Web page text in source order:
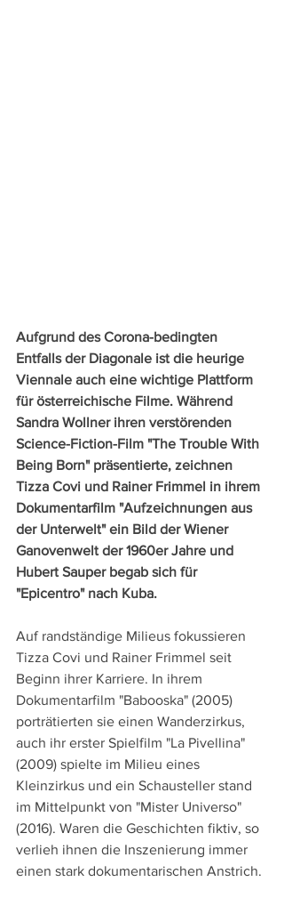
Aufgrund des Corona-bedingten
Entfalls der Diagonale ist die heurige
Viennale auch eine wichtige Plattform
für österreichische Filme. Während
Sandra Wollner ihren verstörenden
Science-Fiction-Film "The Trouble With
Being Born" präsentierte, zeichnen
Tizza Covi und Rainer Frimmel in ihrem
Dokumentarfilm "Aufzeichnungen aus
der Unterwelt" ein Bild der Wiener
Ganovenwelt der 1960er Jahre und
Hubert Sauper begab sich für
"Epicentro" nach Kuba.
Auf randständige Milieus fokussieren
Tizza Covi und Rainer Frimmel seit
Beginn ihrer Karriere. In ihrem
Dokumentarfilm "Babooska" (2005)
porträtierten sie einen Wanderzirkus,
auch ihr erster Spielfilm "La Pivellina"
(2009) spielte im Milieu eines
Kleinzirkus und ein Schausteller stand
im Mittelpunkt von "Mister Universo"
(2016). Waren die Geschichten fiktiv, so
verlieh ihnen die Inszenierung immer
einen stark dokumentarischen Anstrich.